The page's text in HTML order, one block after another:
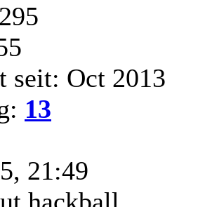
seit: Oct 2013
13
21:49
hackball.